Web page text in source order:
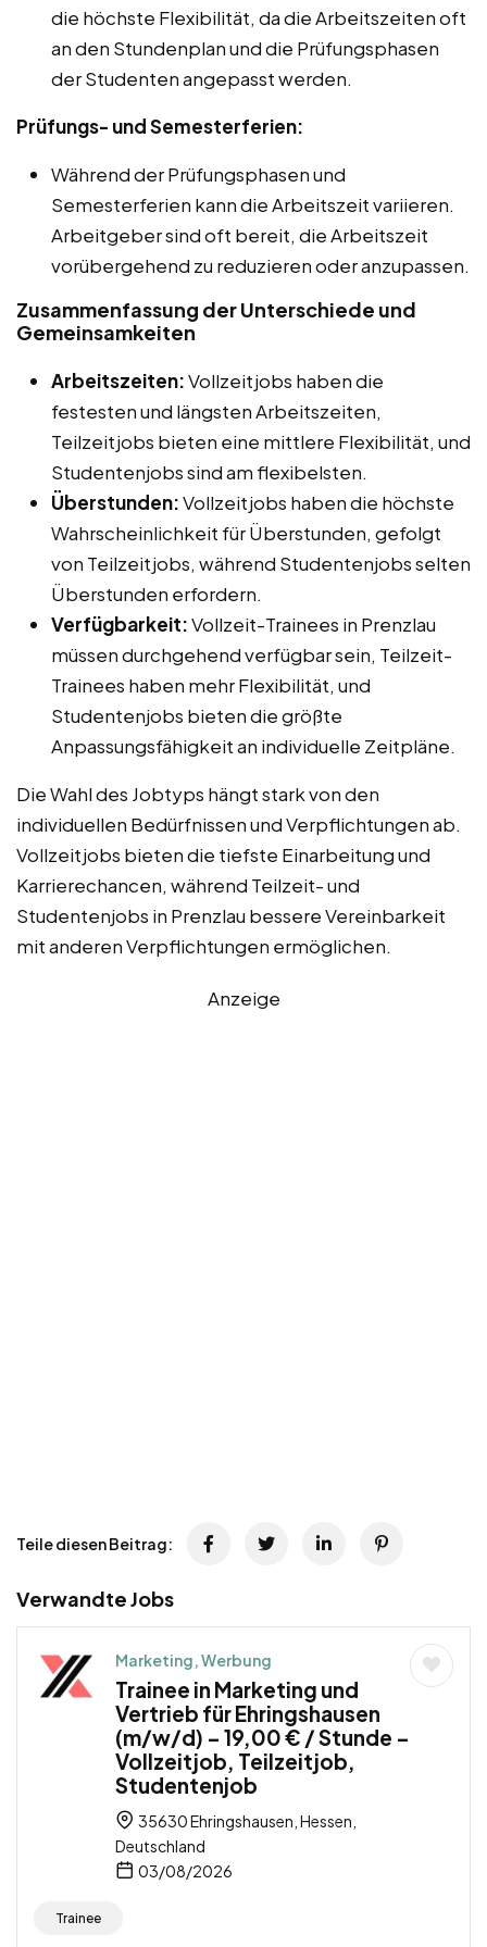
die höchste Flexibilität, da die Arbeitszeiten oft
an den Stundenplan und die Prüfungsphasen
der Studenten angepasst werden.
Prüfungs- und Semesterferien:
Während der Prüfungsphasen und
Semesterferien kann die Arbeitszeit variieren.
Arbeitgeber sind oft bereit, die Arbeitszeit
vorübergehend zu reduzieren oder anzupassen.
Zusammenfassung der Unterschiede und
Gemeinsamkeiten
Arbeitszeiten:Vollzeitjobs haben die
festesten und längsten Arbeitszeiten,
Teilzeitjobs bieten eine mittlere Flexibilität, und
Studentenjobs sind am flexibelsten.
Überstunden:Vollzeitjobs haben die höchste
Wahrscheinlichkeit für Überstunden, gefolgt
von Teilzeitjobs, während Studentenjobs selten
Überstunden erfordern.
Verfügbarkeit:Vollzeit-Trainees in Prenzlau
müssen durchgehend verfügbar sein, Teilzeit-
Trainees haben mehr Flexibilität, und
Studentenjobs bieten die größte
Anpassungsfähigkeit an individuelle Zeitpläne.
Die Wahl des Jobtyps hängt stark von den
individuellen Bedürfnissen und Verpflichtungen ab.
Vollzeitjobs bieten die tiefste Einarbeitung und
Karrierechancen, während Teilzeit- und
Studentenjobs in Prenzlau bessere Vereinbarkeit
mit anderen Verpflichtungen ermöglichen.
Anzeige
Teile diesen Beitrag:
Verwandte Jobs
Marketing, Werbung
Trainee in Marketing und
Vertrieb für Ehringshausen
(m/w/d) – 19,00 € / Stunde –
Vollzeitjob, Teilzeitjob,
Studentenjob
35630 Ehringshausen, Hessen,
Deutschland
03/08/2026
Trainee